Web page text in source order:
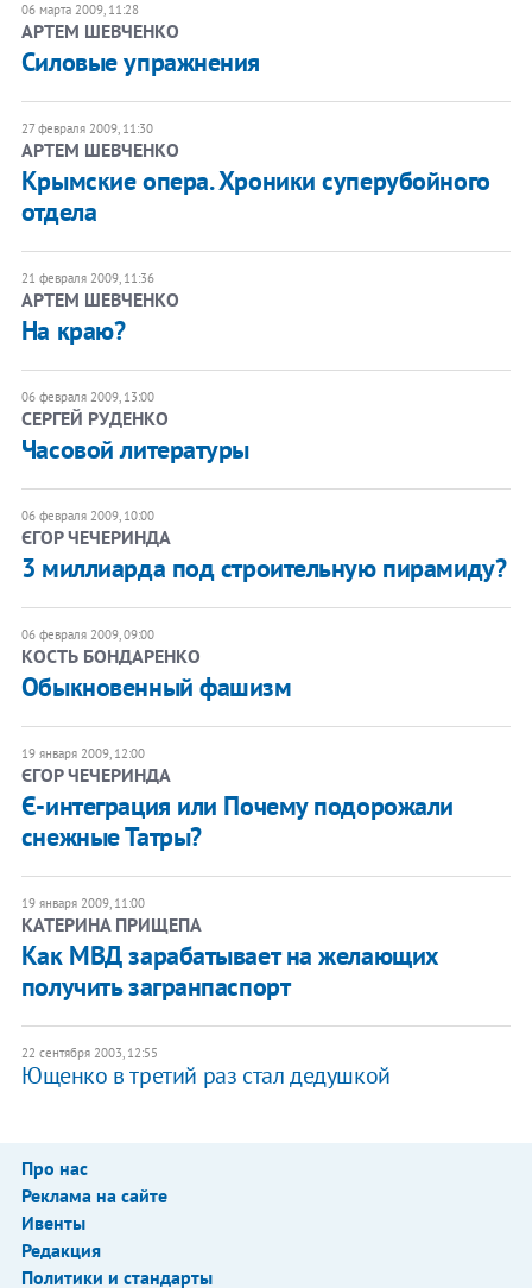
06 марта 2009, 11:28
АРТЕМ ШЕВЧЕНКО
Силовые упражнения
27 февраля 2009, 11:30
АРТЕМ ШЕВЧЕНКО
Крымские опера. Хроники суперубойного
отдела
21 февраля 2009, 11:36
АРТЕМ ШЕВЧЕНКО
На краю?
06 февраля 2009, 13:00
СЕРГЕЙ РУДЕНКО
Часовой литературы
06 февраля 2009, 10:00
ЄГОР ЧЕЧЕРИНДА
3 миллиарда под строительную пирамиду?
06 февраля 2009, 09:00
КОСТЬ БОНДАРЕНКО
Обыкновенный фашизм
19 января 2009, 12:00
ЄГОР ЧЕЧЕРИНДА
Є-интеграция или Почему подорожали
снежные Татры?
19 января 2009, 11:00
КАТЕРИНА ПРИЩЕПА
Как МВД зарабатывает на желающих
получить загранпаспорт
22 сентября 2003, 12:55
Ющенко в третий раз стал дедушкой
Про нас
Реклама на сайте
Ивенты
Редакция
Политики и стандарты